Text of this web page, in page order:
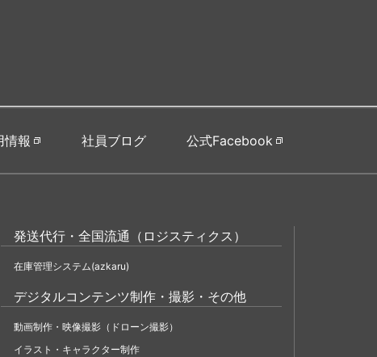
情報 社員ブログ 公式Facebook
発送代行・全国流通（ロジスティクス）
在庫管理システム(azkaru)
デジタルコンテンツ制作・撮影・その他
動画制作・映像撮影（ドローン撮影）
イラスト・キャラクター制作